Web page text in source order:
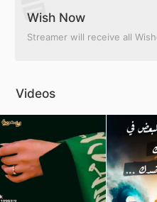
Wish Now
Streamer will receive all
Videos